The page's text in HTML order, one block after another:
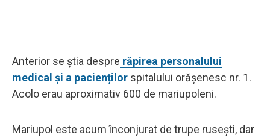
Anterior se știa despre răpirea personalului
medical și a pacienților spitalului orășenesc nr. 1.
Acolo erau aproximativ 600 de mariupoleni.
Mariupol este acum înconjurat de trupe rusești, dar